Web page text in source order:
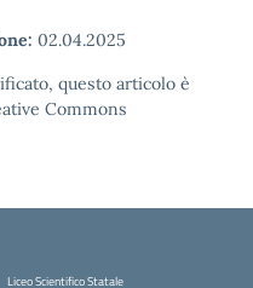
02.04.2025
questo articolo è
Commons
Liceo Scientifico Statale